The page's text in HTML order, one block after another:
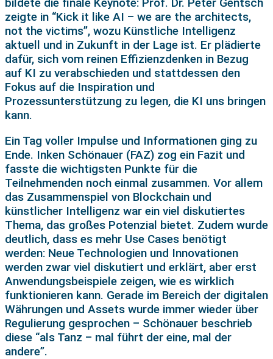
zeigte in “Kick it like AI – we are the architects,
not the victims”, wozu Künstliche Intelligenz
aktuell und in Zukunft in der Lage ist. Er plädierte
dafür, sich vom reinen Effizienzdenken in Bezug
auf KI zu verabschieden und stattdessen den
Fokus auf die Inspiration und
Prozessunterstützung zu legen, die KI uns bringen
kann.
Ein Tag voller Impulse und Informationen ging zu
Ende. Inken Schönauer (FAZ) zog ein Fazit und
fasste die wichtigsten Punkte für die
Teilnehmenden noch einmal zusammen. Vor allem
das Zusammenspiel von Blockchain und
künstlicher Intelligenz war ein viel diskutiertes
Thema, das großes Potenzial bietet. Zudem wurde
deutlich, dass es mehr Use Cases benötigt
werden: Neue Technologien und Innovationen
werden zwar viel diskutiert und erklärt, aber erst
Anwendungsbeispiele zeigen, wie es wirklich
funktionieren kann. Gerade im Bereich der digitalen
Währungen und Assets wurde immer wieder über
Regulierung gesprochen – Schönauer beschrieb
diese “als Tanz – mal führt der eine, mal der
andere”.